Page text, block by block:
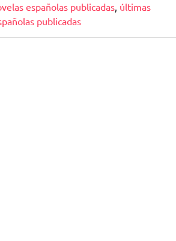
españolas publicadas, últimas
publicadas